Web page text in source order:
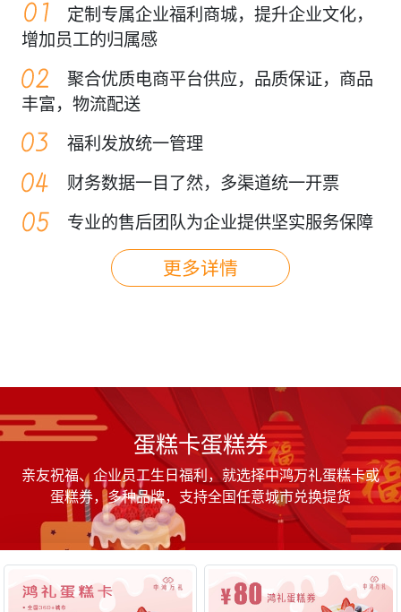
定制专属企业福利商城，提升企业文化，
增加员工的归属感
聚合优质电商平台供应，品质保证，商品
丰富，物流配送
福利发放统一管理
财务数据一目了然，多渠道统一开票
专业的售后团队为企业提供坚实服务保障
更多详情
蛋糕卡蛋糕券
亲友祝福、企业员工生日福利，就选择中鸿万礼蛋糕卡或
蛋糕券，多种品牌，支持全国任意城市兑换提货